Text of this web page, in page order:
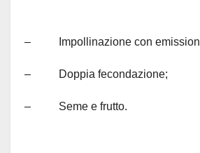
– Impollinazione con
– Doppia fecondazione;
– Seme e frutto.